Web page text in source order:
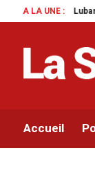
A LA UNE :
député
Accueil